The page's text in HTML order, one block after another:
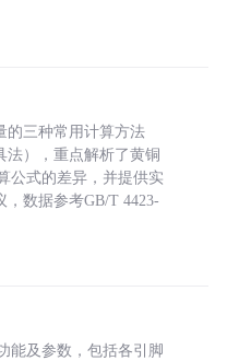
的三种常用计算方法
法），重点解析了黄铜
公式的差异，并提供实
数据参考GB/T 4423-
能及参数，包括各引脚